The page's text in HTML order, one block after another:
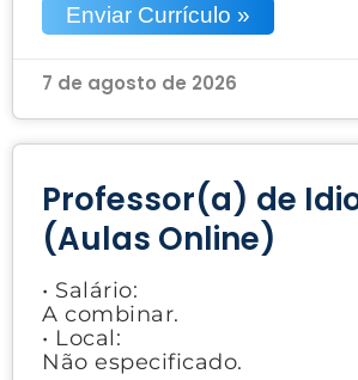
Enviar Currículo »
7 de agosto de 2026
Professor(a) de
(Aulas Online)
• Salário:
A combinar.
• Local:
Não especificado.